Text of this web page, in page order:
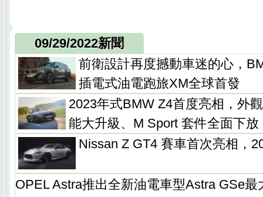
09/29/2022新聞
前衛設計再度撼動車迷的心，
插電式油電跑旅XM全球首發
2023年式BMW Z4首度亮相，外
能大升級、M Sport 套件全面下放
Nissan Z GT4 賽車首次亮相，
OPEL Astra推出全新油電車型Astra GSe最